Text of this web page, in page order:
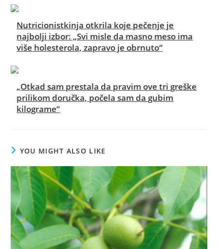
Nutricionistkinja otkrila koje pečenje je
najbolji izbor: „Svi misle da masno meso ima
više holesterola, zapravo je obrnuto“
„Otkad sam prestala da pravim ove tri greške
prilikom doručka, počela sam da gubim
kilograme“
YOU MIGHT ALSO LIKE